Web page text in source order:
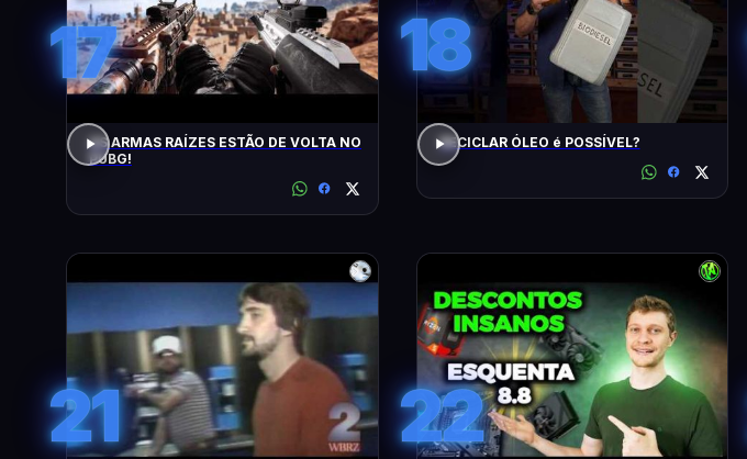
17
AS ARMAS RAÍZES ESTÃO DE VOLTA NO
PUBG!
18
RECICLAR ÓLEO é POSSÍVEL?
21 22